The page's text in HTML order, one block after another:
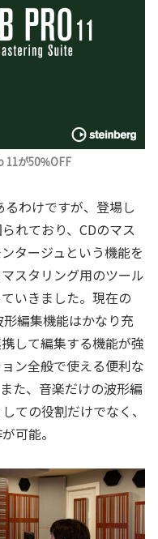
11が50％OFF
わけですが、登場し
れており、CDのマス
タージュという機能を
スタリング用のツール
いきました。現在の
編集機能はかなり充
して編集する機能が強
ン全般で使える便利な
た、音楽だけの波形編
ての役割だけでなく、
可能。